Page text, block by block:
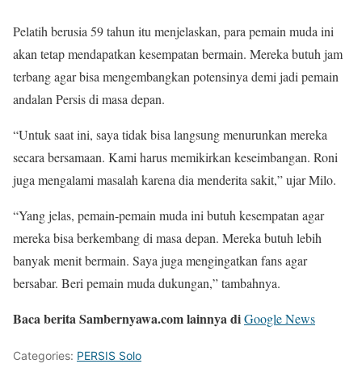
Pelatih berusia 59 tahun itu menjelaskan, para pemain muda ini
akan tetap mendapatkan kesempatan bermain. Mereka butuh jam
terbang agar bisa mengembangkan potensinya demi jadi pemain
andalan Persis di masa depan.
“Untuk saat ini, saya tidak bisa langsung menurunkan mereka
secara bersamaan. Kami harus memikirkan keseimbangan. Roni
juga mengalami masalah karena dia menderita sakit,” ujar Milo.
“Yang jelas, pemain-pemain muda ini butuh kesempatan agar
mereka bisa berkembang di masa depan. Mereka butuh lebih
banyak menit bermain. Saya juga mengingatkan fans agar
bersabar. Beri pemain muda dukungan,” tambahnya.
Baca berita Sambernyawa.com lainnya diGoogle News
Categories: PERSIS Solo